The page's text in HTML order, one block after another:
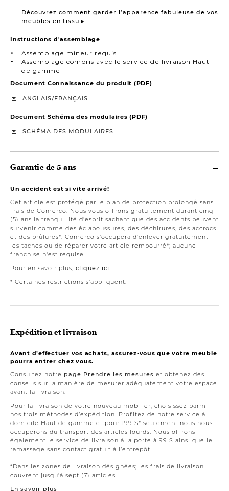
Découvrez comment garder l’apparence fabuleuse de vos
meubles en tissu ▸
Instructions d'assemblage
Assemblage mineur requis
Assemblage compris avec le service de livraison Haut
de gamme
Document Connaissance du produit (PDF)
ANGLAIS/FRANÇAIS
Document Schéma des modulaires (PDF)
SCHÉMA DES MODULAIRES
Garantie de 5 ans
Un accident est si vite arrivé!
Cet article est protégé par le plan de protection prolongé sans
frais de Comerco. Nous vous offrons gratuitement durant cinq
(5) ans la tranquillité d'esprit sachant que des accidents peuvent
survenir comme des éclaboussures, des déchirures, des accrocs
et des brûlures*. Comerco s'occupera d'enlever gratuitement
les taches ou de réparer votre article rembourré*; aucune
franchise n'est requise.
Pour en savoir plus, cliquez ici.
* Certaines restrictions s'appliquent.
Expédition et livraison
Avant d’effectuer vos achats, assurez-vous que votre meuble
pourra entrer chez vous.
Consultez notre page Prendre les mesures et obtenez des
conseils sur la manière de mesurer adéquatement votre espace
avant la livraison.
Pour la livraison de votre nouveau mobilier, choisissez parmi
nos trois méthodes d’expédition. Profitez de notre service à
domicile Haut de gamme et pour 199 $* seulement nous nous
occuperons du transport des articles lourds. Nous offrons
également le service de livraison à la porte à 99 $ ainsi que le
ramassage sans contact gratuit à l’entrepôt.
*Dans les zones de livraison désignées; les frais de livraison
couvrent jusqu’à sept (7) articles.
En savoir plus